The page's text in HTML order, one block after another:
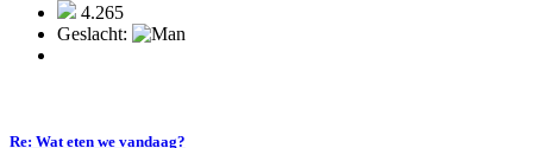
4.265
Geslacht:
Re: Wat eten we vandaag?